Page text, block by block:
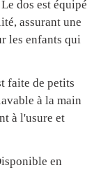
Le dos est équipé
assurant une
les enfants qui
faite de petits
à la main
à l'usure et
en